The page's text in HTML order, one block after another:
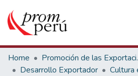
Communities & Collections
All of DSpace
Home
Desarrollo Exportador
Cultura